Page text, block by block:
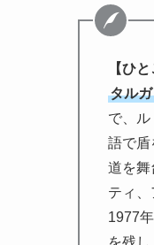
【ひ
タル
で、
語で盾
道を舞
ティ
1977
を残